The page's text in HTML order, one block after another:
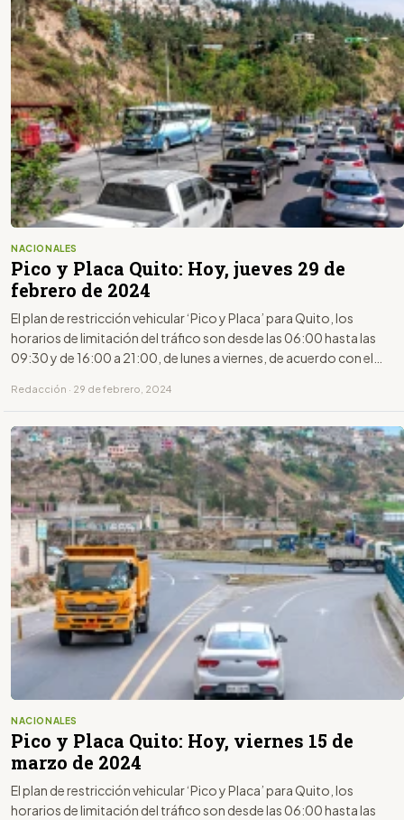
NACIONALES
Pico y Placa Quito: Hoy, jueves 29 de
febrero de 2024
El plan de restricción vehicular ‘Pico y Placa’ para Quito, los
horarios de limitación del tráfico son desde las 06:00 hasta las
09:30 y de 16:00 a 21:00, de lunes a viernes, de acuerdo con el
Redacción · 29 de febrero, 2024
NACIONALES
Pico y Placa Quito: Hoy, viernes 15 de
marzo de 2024
El plan de restricción vehicular ‘Pico y Placa’ para Quito, los
horarios de limitación del tráfico son desde las 06:00 hasta las